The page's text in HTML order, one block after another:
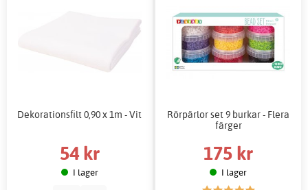
Dekorationsfilt 0,90 x 1m - Vit
54 kr
I lager
Rörpärlor set 9 burkar - Flera
färger
175 kr
I lager